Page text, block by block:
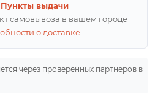
Пункты выдачи
самовывоза в вашем городе
о доставке
через проверенных партнеров в